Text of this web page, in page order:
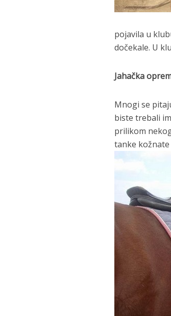
pojavila u
dočekale. U
Jahačka
Mnogi se
biste trebali
prilikom
tanke kožnate